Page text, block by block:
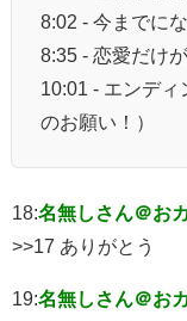
8:02 - 今までに
8:35 - 恋愛だけ
10:01 - エンデ
のお願い！）
18:名無しさん＠お
>>17 ありがとう
19:名無しさん＠お